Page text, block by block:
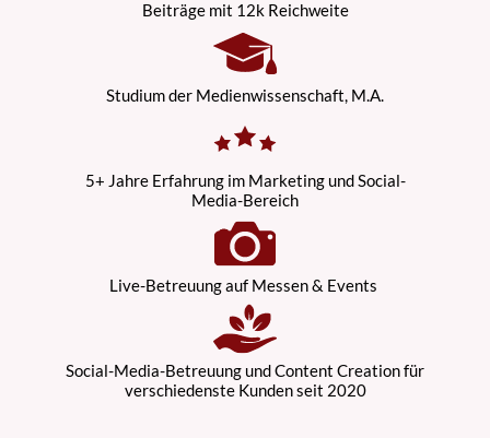
Beiträge mit 12k Reichweite
Studium der Medienwissenschaft, M.A.
5+ Jahre Erfahrung im Marketing und Social-
Media-Bereich
Live-Betreuung auf Messen & Events
Social-Media-Betreuung und Content Creation für
verschiedenste Kunden seit 2020